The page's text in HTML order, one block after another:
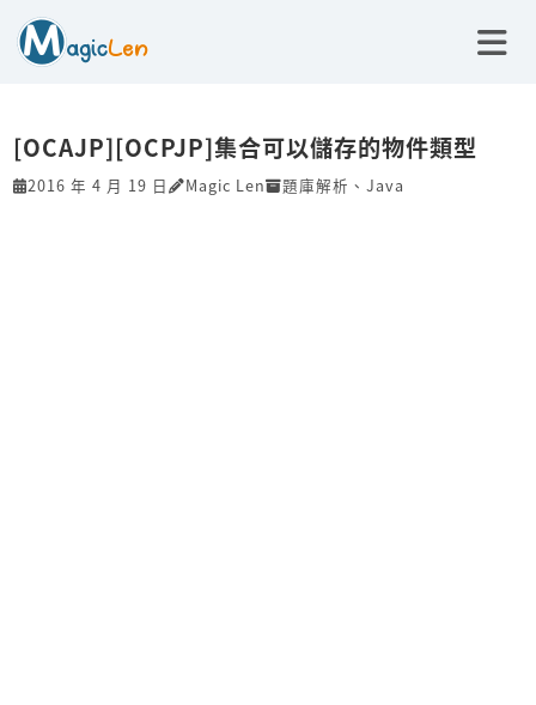
[OCAJP][OCPJP]集合可以儲存的物件類型
2016 年 4 月 19 日 Magic Len 題庫解析 、 Java